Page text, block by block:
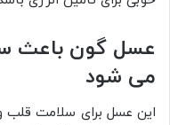
عسل گون باعث
می شود
این عسل برای سلامت قلب